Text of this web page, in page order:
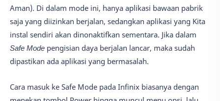
Aman). Di dalam mode ini, hanya aplikasi bawaan pabrik
saja yang diizinkan berjalan, sedangkan aplikasi yang Kita
instal sendiri akan dinonaktifkan sementara. Jika dalam
Safe Mode pengisian daya berjalan lancar, maka sudah
dipastikan ada aplikasi yang bermasalah.
Cara masuk ke Safe Mode pada Infinix biasanya dengan